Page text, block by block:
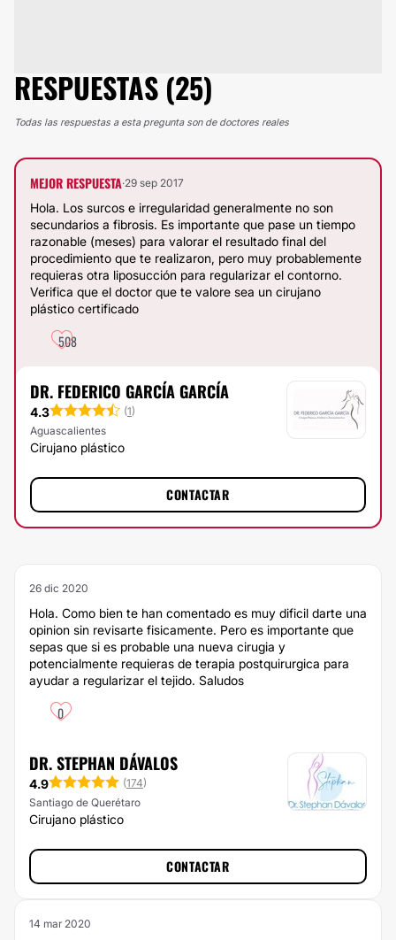
RESPUESTAS (25)
Todas las respuestas a esta pregunta son de doctores reales
MEJOR RESPUESTA·29 sep 2017
Hola. Los surcos e irregularidad generalmente no son
secundarios a fibrosis. Es importante que pase un tiempo
razonable (meses) para valorar el resultado final del
procedimiento que te realizaron, pero muy probablemente
requieras otra liposucción para regularizar el contorno.
Verifica que el doctor que te valore sea un cirujano
plástico certificado
508
DR. FEDERICO GARCÍA GARCÍA
4.3 (1)
Aguascalientes
Cirujano plástico
CONTACTAR
26 dic 2020
Hola. Como bien te han comentado es muy dificil darte una
opinion sin revisarte fisicamente. Pero es importante que
sepas que si es probable una nueva cirugia y
potencialmente requieras de terapia postquirurgica para
ayudar a regularizar el tejido. Saludos
0
DR. STEPHAN DÁVALOS
4.9 (174)
Santiago de Querétaro
Cirujano plástico
CONTACTAR
14 mar 2020